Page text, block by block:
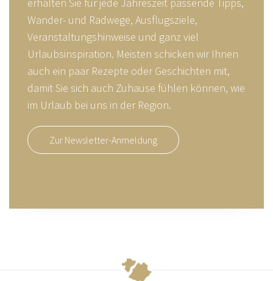
Wander- und Radwege, Ausflugsziele,
Veranstaltungshinweise und ganz viel
Urlaubsinspiration. Meisten schicken wir Ihnen
auch ein paar Rezepte oder Geschichten mit,
damit Sie sich auch Zuhause fühlen können, wie
im Urlaub bei uns in der Region.
Zur Newsletter-Anmeldung